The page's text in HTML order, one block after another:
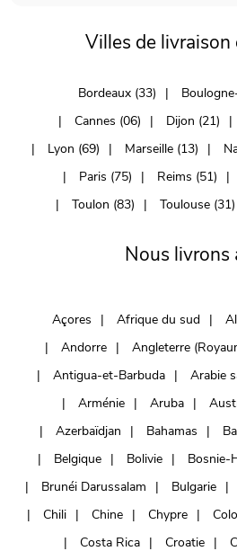
Villes de livraison
Bordeaux (33)
Cannes (06)
Dijon (21)
Lyon (69)
Marseille (13)
Paris (75)
Reims (51)
Toulon (83)
Toulouse (31)
Nous livrons
Açores Afrique du sud
Andorre
Angleterre
Antigua-et-Barbuda
Arabie
Arménie
Aruba
Azerbaïdjan
Bahamas
Belgique
Bolivie Bosnie-
Brunéi Darussalam
Bulgarie
Chili
Chine Chypre
Costa Rica
Croatie